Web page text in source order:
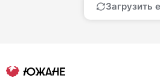
Загрузить